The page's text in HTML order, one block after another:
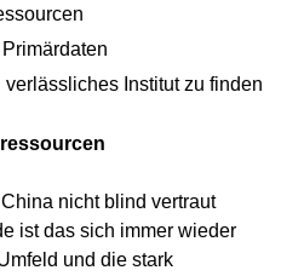
Institut zu finden
nicht blind vertraut
ist das sich immer wieder
und die stark